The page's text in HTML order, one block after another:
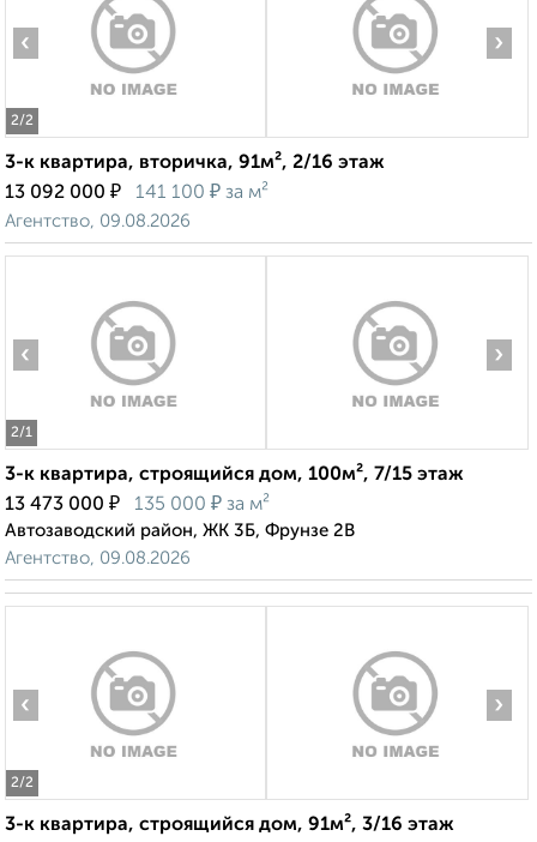
2/2
‹ ›
3-к квартира, вторичка, 91м², 2/16 этаж
13 092 000 ₽ 141 100 ₽ за м²
Агентство, 09.08.2026
2/1
‹ ›
3-к квартира, строящийся дом, 100м², 7/15 этаж
13 473 000 ₽ 135 000 ₽ за м²
Автозаводский район, ЖК 3Б, Фрунзе 2В
Агентство, 09.08.2026
2/2
‹ ›
3-к квартира, строящийся дом, 91м², 3/16 этаж